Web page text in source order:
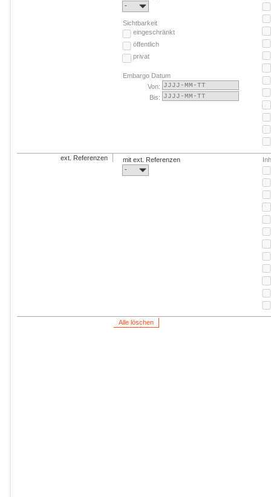
-
Sichtbarkeit
eingeschränkt
öffentlich
privat
Embargo Datum
Von:
Bis:
ext. Referenzen
mit ext. Referenzen
-